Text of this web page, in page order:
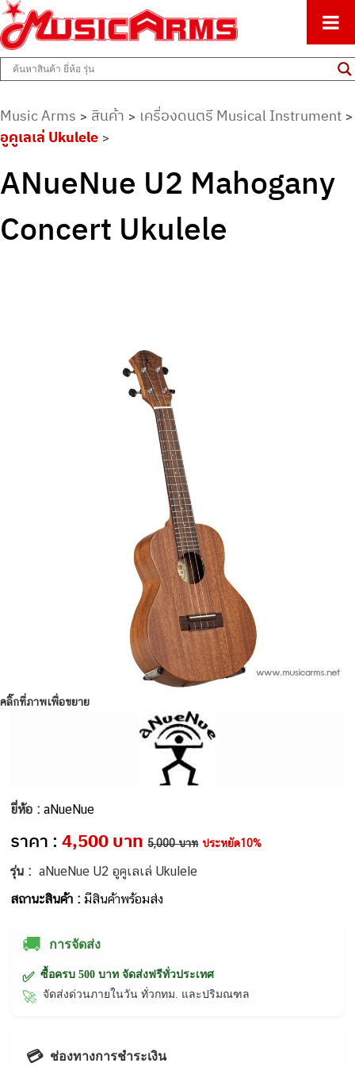
Music Arms
ศูนย์รวมครื่องดนตรีทุกชนิด ตั้งแต่เริ่มต้นถึงมืออาชีพ
Music Arms > สินค้า > เครื่องดนตรี Musical Instrument >
อูคูเลเล่ Ukulele >
ANueNue U2 Mahogany
Concert Ukulele
คลิ๊กที่ภาพเพื่อขยาย
ยี่ห้อ :aNueNue
ราคา :4,500 บาท 5,000 บาท ประหยัด10%
รุ่น :aNueNue U2 อูคูเลเล่ Ukulele
สถานะสินค้า :มีสินค้าพร้อมส่ง
🚚 การจัดส่ง
✅ ซื้อครบ 500 บาท จัดส่งฟรีทั่วประเทศ
🚀 จัดส่งด่วนภายในวัน ทั่วกทม. และปริมณฑล
💳 ช่องทางการชำระเงิน